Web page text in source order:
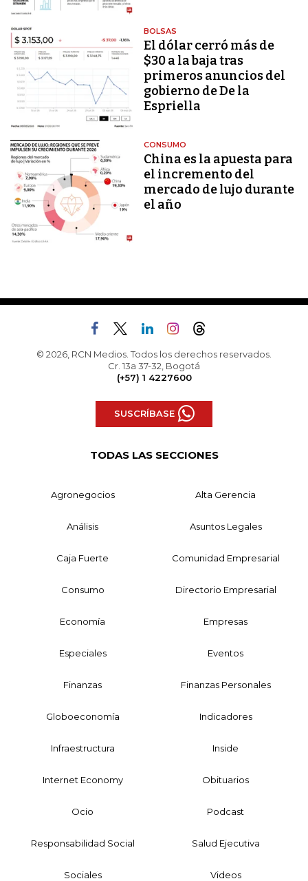
BOLSAS
El dólar cerró más de
$30 a la baja tras
primeros anuncios del
gobierno de De la
Espriella
CONSUMO
China es la apuesta para
el incremento del
mercado de lujo durante
el año
© 2026, RCN Medios. Todos los derechos reservados.
Cr. 13a 37-32, Bogotá
(+57) 1 4227600
SUSCRÍBASE
TODAS LAS SECCIONES
Agronegocios Alta Gerencia
Análisis Asuntos Legales
Caja Fuerte Comunidad Empresarial
Consumo Directorio Empresarial
Economía Empresas
Especiales Eventos
Finanzas Finanzas Personales
Globoeconomía Indicadores
Infraestructura Inside
Internet Economy Obituarios
Ocio Podcast
Responsabilidad Social Salud Ejecutiva
Sociales Videos